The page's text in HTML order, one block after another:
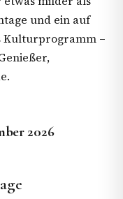
und ein auf
Kulturprogramm –
2026